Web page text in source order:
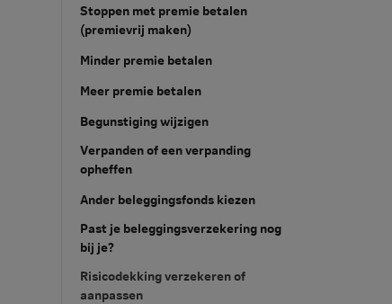
Stoppen met premie betalen
(premievrij maken)
Minder premie betalen
Meer premie betalen
Begunstiging wijzigen
Verpanden of een verpanding
opheffen
Ander beleggingsfonds kiezen
Past je beleggingsverzekering nog
bij je?
Risicodekking verzekeren of
aanpassen